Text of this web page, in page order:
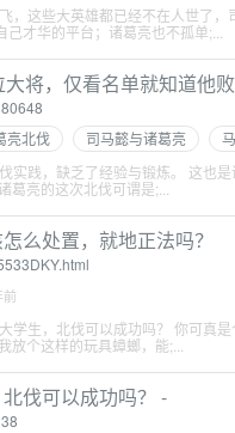
，这些大英雄都已经不在人世了
才华的平台；诸葛亮也不孤单;...
将，仅看名单就知道他
亮北伐 司马懿与诸葛亮
实践，缺乏了经验与锻炼。 这也
亮的这次北伐可谓是;...
么处置，就地正法吗？
前
学生，北伐可以成功吗？ 你可真
个这样的玩具蟑螂，能;...
伐可以成功吗？ -